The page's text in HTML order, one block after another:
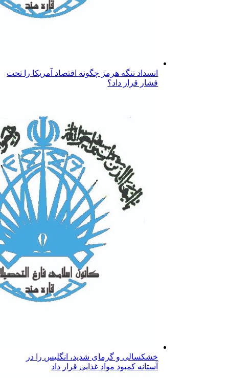
انسداد تنگه هرمز چگونه اقتصاد آمریکا را تحت
فشار قرار داد؟
خشکسالی و گرمای شدید، انگلیس را در
آستانه کمبود مواد غذایی قرار داد